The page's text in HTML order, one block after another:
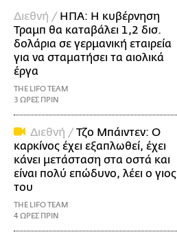
Διεθνή / ΗΠΑ: Η κυβέρνηση
Τραμπ θα καταβάλει 1,2 δισ.
δολάρια σε γερμανική εταιρεία
για να σταματήσει τα αιολικά
έργα
THE LIFO TEAM
3 ΩΡΕΣ ΠΡΙΝ
Διεθνή /Τζο Μπάιντεν: Ο
καρκίνος έχει εξαπλωθεί, έχει
κάνει μετάσταση στα οστά και
είναι πολύ επώδυνο, λέει ο γιος
του
THE LIFO TEAM
4 ΩΡΕΣ ΠΡΙΝ